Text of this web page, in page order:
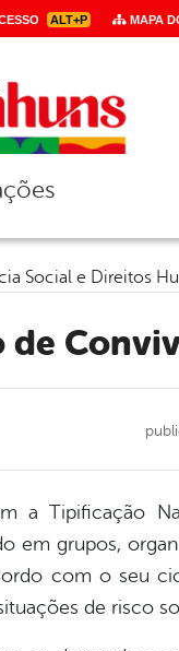
ALT+P MAPA
Social e Direitos
de
a Tipificação
em grupos,
com o seu
de risco